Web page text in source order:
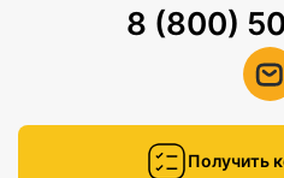
8 (800)
Получить